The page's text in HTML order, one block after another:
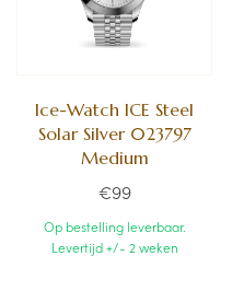
Ice-Watch ICE Steel
Solar Silver 023797
Medium
€99
Op bestelling leverbaar.
Levertijd +/- 2 weken